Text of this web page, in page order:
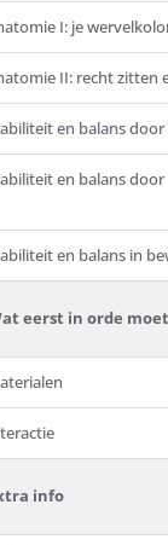
I: je
II: recht zitten
en balans
en balans
en balans in
eerst in orde
info